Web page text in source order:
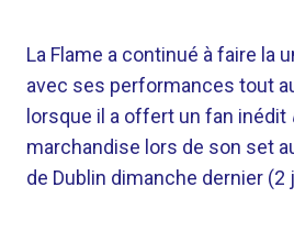
La Flame a continué à faire la
avec ses performances tout
lorsque il a offert un fan inédit
marchandise lors de son set
de Dublin dimanche dernier (2